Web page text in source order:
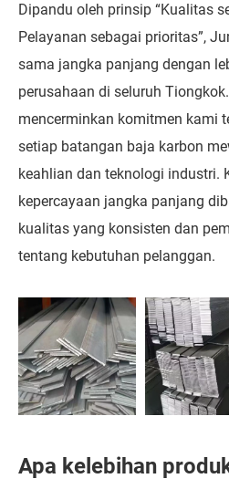
Dipandu oleh prinsip “Kualitas
Pelayanan sebagai prioritas”,
sama jangka panjang dengan
perusahaan di seluruh
mencerminkan komitmen kami
setiap batangan baja karbon
keahlian dan teknologi industri.
kepercayaan jangka panjang
kualitas yang konsisten dan
tentang kebutuhan pelanggan.
Apa kelebihan